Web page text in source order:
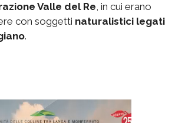
Valle del Re, in cui erano
con soggetti naturalistici legati
.